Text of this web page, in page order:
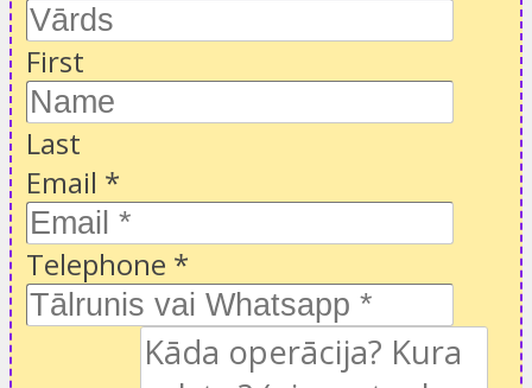
First
Last
Email *
Telephone *